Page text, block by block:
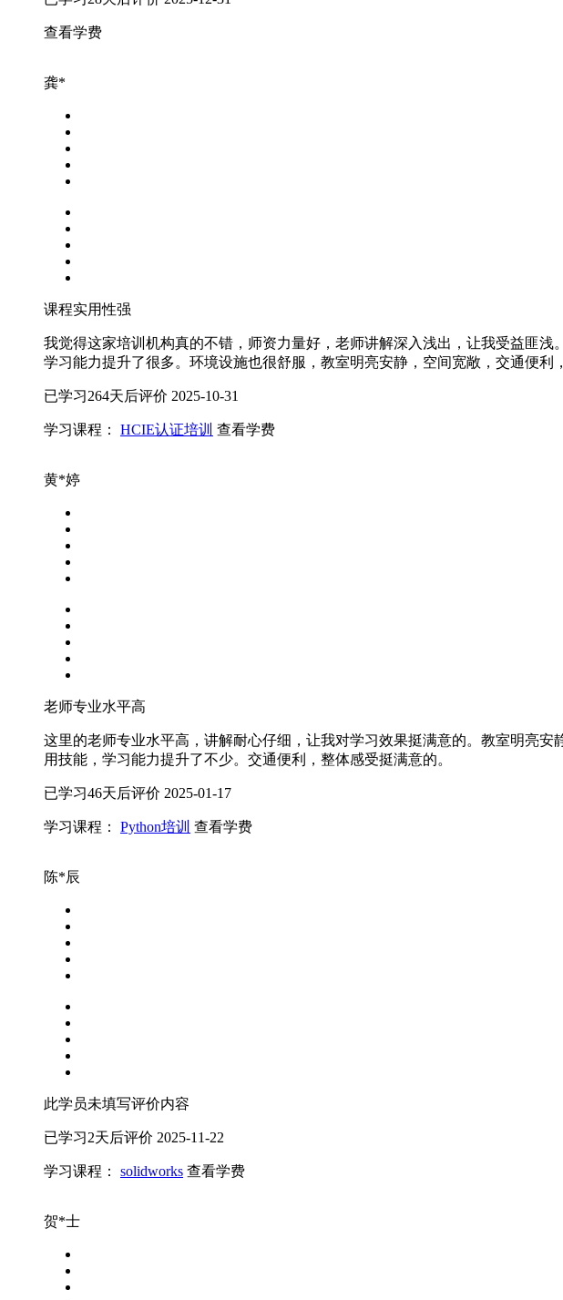
查看学费
龚*
课程实用性强
我觉得这家培训机构真的不错，师资力量好，老师讲解深入浅出，让我受益匪
学习能力提升了很多。环境设施也很舒服，教室明亮安静，空间宽敞，交通便利
已学习264天后评价 2025-10-31
学习课程： HCIE认证培训 查看学费
黄*婷
老师专业水平高
这里的老师专业水平高，讲解耐心仔细，让我对学习效果挺满意的。教室明亮
用技能，学习能力提升了不少。交通便利，整体感受挺满意的。
已学习46天后评价 2025-01-17
学习课程： Python培训 查看学费
陈*辰
此学员未填写评价内容
已学习2天后评价 2025-11-22
学习课程： solidworks 查看学费
贺*士